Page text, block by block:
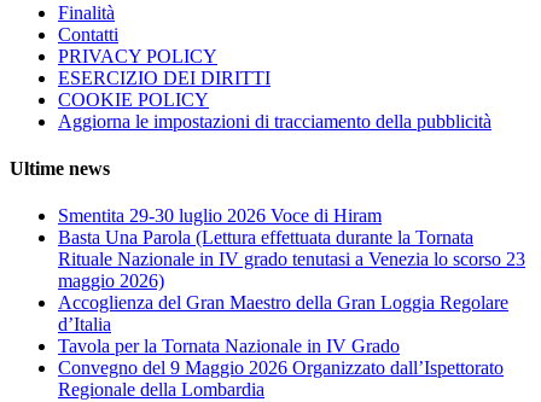
Finalità
Contatti
PRIVACY POLICY
ESERCIZIO DEI DIRITTI
COOKIE POLICY
Aggiorna le impostazioni di tracciamento della pubblicità
Ultime news
Smentita 29-30 luglio 2026 Voce di Hiram
Basta Una Parola (Lettura effettuata durante la Tornata
Rituale Nazionale in IV grado tenutasi a Venezia lo scorso 23
maggio 2026)
Accoglienza del Gran Maestro della Gran Loggia Regolare
d’Italia
Tavola per la Tornata Nazionale in IV Grado
Convegno del 9 Maggio 2026 Organizzato dall’Ispettorato
Regionale della Lombardia